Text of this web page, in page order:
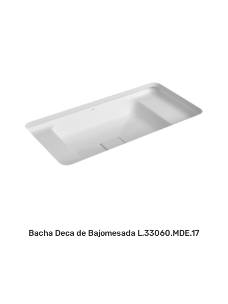
Bacha Deca de Bajomesada L.33060.MDE.17